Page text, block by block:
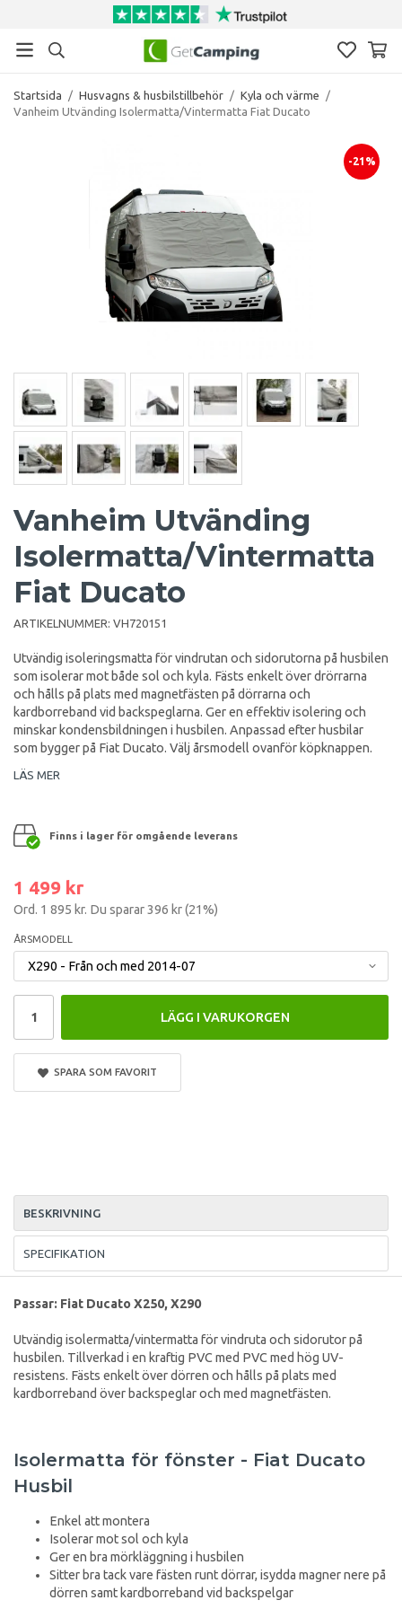
Startsida / Husvagns & husbilstillbehör / Kyla och värme
/
Vanheim Utvänding Isolermatta/Vintermatta Fiat Ducato
-21%
Vanheim Utvänding
Isolermatta/Vintermatta
Fiat Ducato
ARTIKELNUMMER: VH720151
Utvändig isoleringsmatta för vindrutan och sidorutorna på husbilen
som isolerar mot både sol och kyla. Fästs enkelt över drörrarna
och hålls på plats med magnetfästen på dörrarna och
kardborreband vid backspeglarna. Ger en effektiv isolering och
minskar kondensbildningen i husbilen. Anpassad efter husbilar
som bygger på Fiat Ducato. Välj årsmodell ovanför köpknappen.
LÄS MER
Finns i lager för omgående leverans
1 499 kr
Ord. 1 895 kr. Du sparar396 kr(21%)
ÅRSMODELL
LÄGG I VARUKORGEN
SPARA SOM FAVORIT
BESKRIVNING
SPECIFIKATION
Passar: Fiat Ducato X250, X290
Utvändig isolermatta/vintermatta för vindruta och sidorutor på
husbilen. Tillverkad i en kraftig PVC med PVC med hög UV-
resistens. Fästs enkelt över dörren och hålls på plats med
kardborreband över backspeglar och med magnetfästen.
Isolermatta för fönster - Fiat Ducato
Husbil
Enkel att montera
Isolerar mot sol och kyla
Ger en bra mörkläggning i husbilen
Sitter bra tack vare fästen runt dörrar, isydda magner nere på
dörren samt kardborreband vid backspelgar